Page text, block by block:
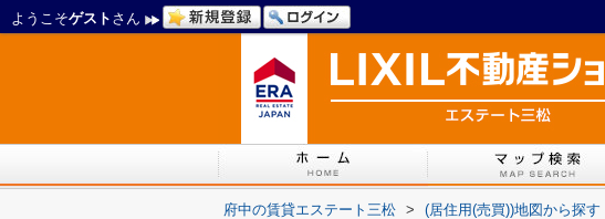
ようこそゲスト さん
府中の賃貸エステート三松 > (居住用(売買))地図から探す